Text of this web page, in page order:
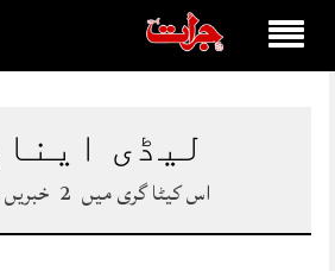
لیڈی
اس کیٹا گری میں 2